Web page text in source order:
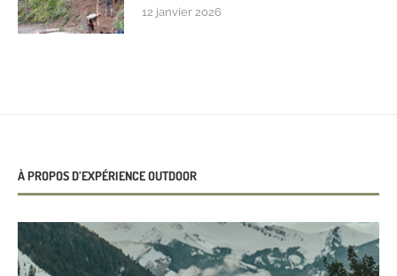
12 janvier 2026
À PROPOS D’EXPÉRIENCE OUTDOOR